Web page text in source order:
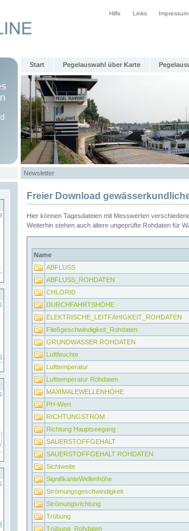
Hilfe Links Impressum
Start Pegelauswahl über Karte
Newsletter
Freier Download
Hier können Tagesdateien mit Messwerten
Weiterhin stehen auch ältere ungeprüfte Rohdaten für
Name
ABFLUSS
ABFLUSS_ROHDATEN
CHLORID
DURCHFAHRTSHÖHE
ELEKTRISCHE_LEITFÄHIGKEIT_ROHDATEN
Fließgeschwindigkeit_Rohdaten
GRUNDWASSER ROHDATEN
Luftfeuchte
Lufttemperatur
Lufttemperatur Rohdaten
MAXIMALEWELLENHÖHE
PH-Wert
RICHTUNGSTROM
Richtung Hauptseegang
SAUERSTOFFGEHALT
SAUERSTOFFGEHALT ROHDATEN
Sichtweite
SignifikanteWellenhöhe
Strömungsgeschwindigkeit
Strömungsrichtung
Trübung
Trübung_Rohdaten